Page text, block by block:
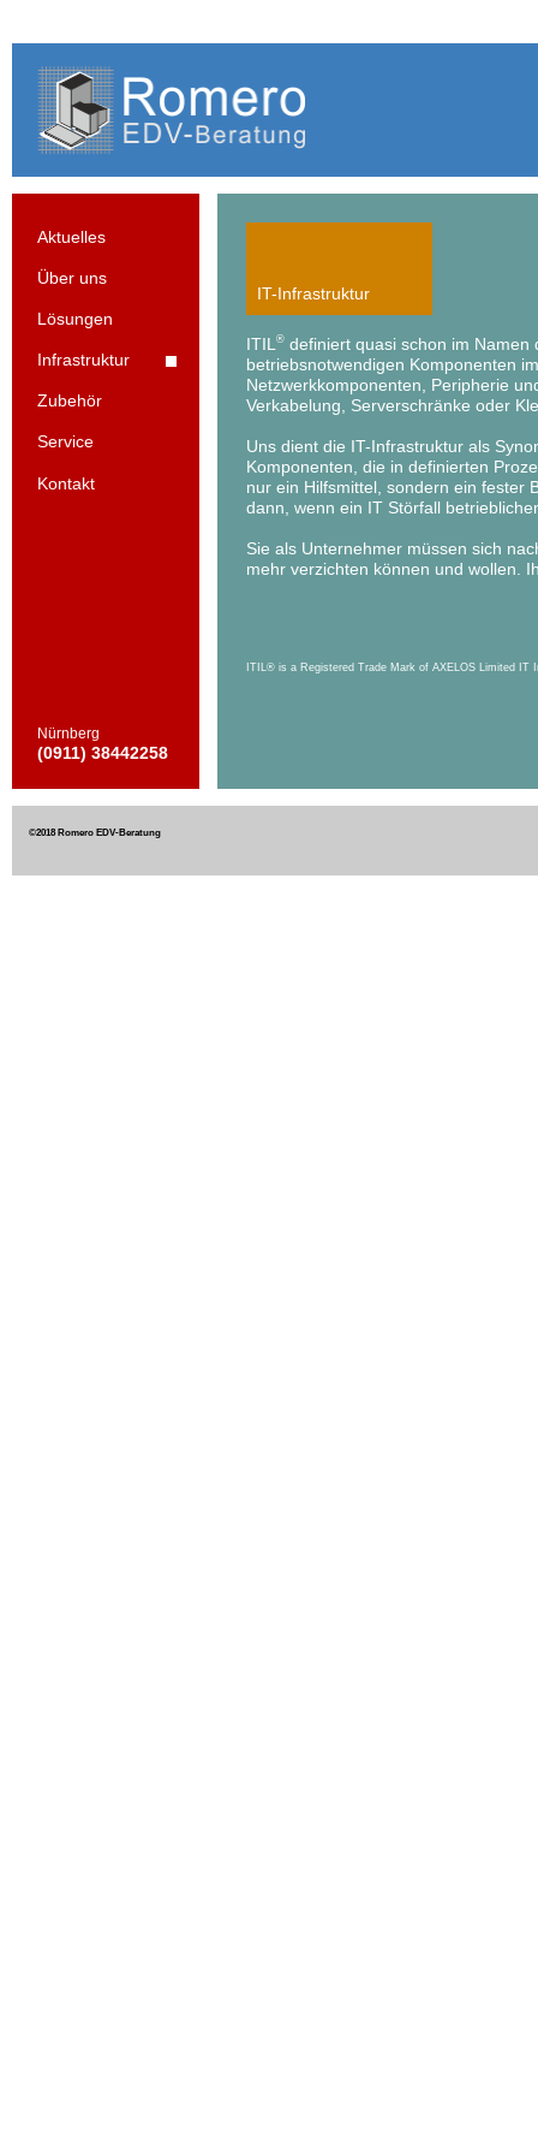
Aktuelles
Über uns
Lösungen
Infrastruktur
Zubehör
Service
Kontakt
Nürnberg
(0911) 38442258
ITIL ® definiert quasi schon im
betriebsnotwendigen Komponenten
Netzwerkkomponenten, Peripherie
Verkabelung, Serverschränke oder
Uns dient die IT-Infrastruktur als
Komponenten, die in definierten
nur ein Hilfsmittel, sondern ein fester
dann, wenn ein IT Störfall
Sie als Unternehmer müssen sich
mehr verzichten können und wollen.
ITIL® is a Registered Trade Mark of AXELOS Limited
IT-Infrastruktur
©2018 Romero EDV-Beratung